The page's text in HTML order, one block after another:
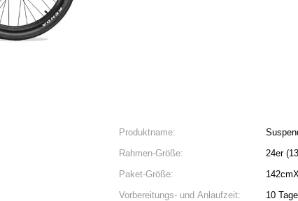
Produktname:
Rahmen-Größe:
24er
Paket-Größe:
Vorbereitungs- und Anlaufzeit:
10 Tage